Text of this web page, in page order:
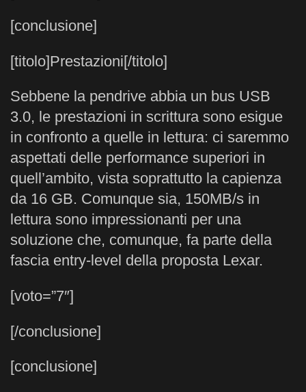
[conclusione]
[titolo]Prestazioni[/titolo]
Sebbene la pendrive abbia un bus USB
3.0, le prestazioni in scrittura sono esigue
in confronto a quelle in lettura: ci saremmo
aspettati delle performance superiori in
quell’ambito, vista soprattutto la capienza
da 16 GB. Comunque sia, 150MB/s in
lettura sono impressionanti per una
soluzione che, comunque, fa parte della
fascia entry-level della proposta Lexar.
[voto=”7″]
[/conclusione]
[conclusione]